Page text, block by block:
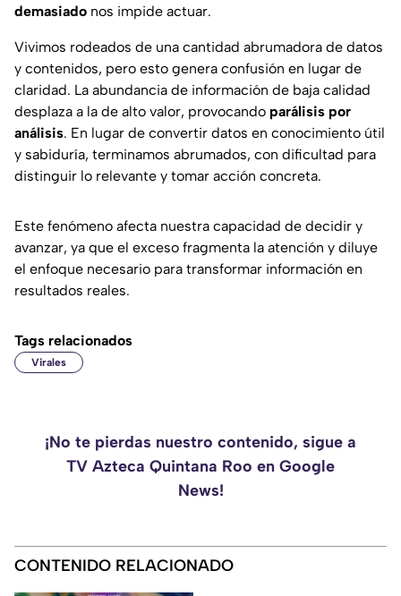
demasiado nos impide actuar.
Vivimos rodeados de una cantidad abrumadora de datos
y contenidos, pero esto genera confusión en lugar de
claridad. La abundancia de información de baja calidad
desplaza a la de alto valor, provocando parálisis por
análisis. En lugar de convertir datos en conocimiento útil
y sabiduría, terminamos abrumados, con dificultad para
distinguir lo relevante y tomar acción concreta.
Este fenómeno afecta nuestra capacidad de decidir y
avanzar, ya que el exceso fragmenta la atención y diluye
el enfoque necesario para transformar información en
resultados reales.
Tags relacionados
Virales
¡No te pierdas nuestro contenido, sigue a
TV Azteca Quintana Roo en Google
News!
CONTENIDO RELACIONADO